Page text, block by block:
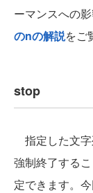
ーマンスへの
のnの解説をご
stop
指定した文
強制終了する
定できます。